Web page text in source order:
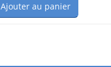
Ajouter au panier